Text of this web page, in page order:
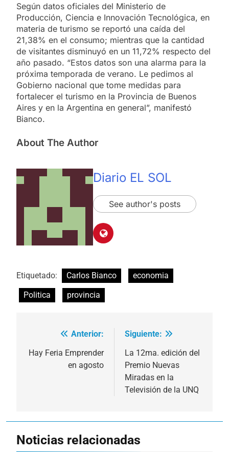
Según datos oficiales del Ministerio de
Producción, Ciencia e Innovación Tecnológica, en
materia de turismo se reportó una caída del
21,38% en el consumo; mientras que la cantidad
de visitantes disminuyó en un 11,72% respecto del
año pasado. “Estos datos son una alarma para la
próxima temporada de verano. Le pedimos al
Gobierno nacional que tome medidas para
fortalecer el turismo en la Provincia de Buenos
Aires y en la Argentina en general”, manifestó
Bianco.
About The Author
Diario EL SOL
See author's posts
Etiquetado: Carlos Bianco
economia
Politica
provincia
Navegación
de
Anterior:
Hay Feria Emprender
en agosto
Siguiente:
La 12ma. edición del
Premio Nuevas
Miradas en la
Televisión de la UNQ
Noticias relacionadas